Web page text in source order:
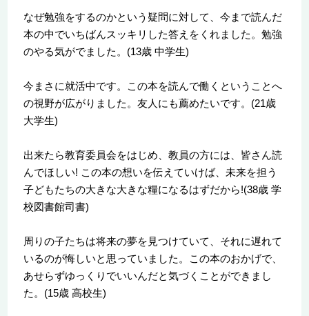
なぜ勉強をするのかという疑問に対して、今まで読んだ
本の中でいちばんスッキリした答えをくれました。勉強
のやる気がでました。(13歳 中学生)
今まさに就活中です。この本を読んで働くということへ
の視野が広がりました。友人にも薦めたいです。(21歳
大学生)
出来たら教育委員会をはじめ、教員の方には、皆さん読
んでほしい! この本の想いを伝えていけば、未来を担う
子どもたちの大きな大きな糧になるはずだから!(38歳 学
校図書館司書)
周りの子たちは将来の夢を見つけていて、それに遅れて
いるのが悔しいと思っていました。この本のおかげで、
あせらずゆっくりでいいんだと気づくことができまし
た。(15歳 高校生)